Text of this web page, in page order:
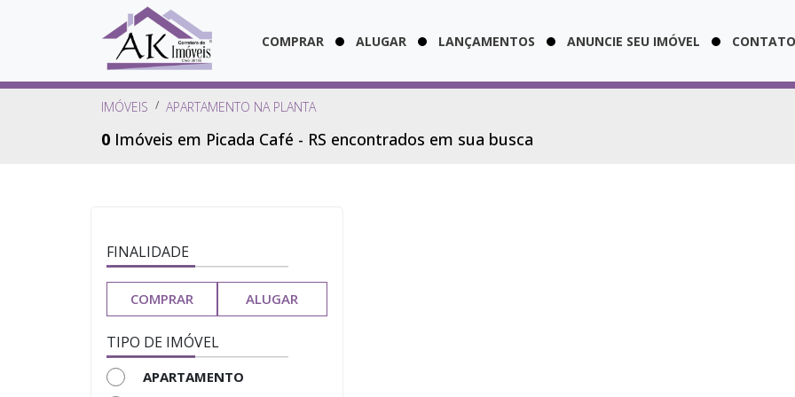
COMPRAR ALUGAR LANÇAMENTOS ANUNCIE SEU IMÓVEL
IMÓVEIS APARTAMENTO NA PLANTA
0 Imóveis em Picada Café - RS encontrados em sua busca
FINALIDADE
COMPRAR ALUGAR
TIPO DE IMÓVEL
APARTAMENTO